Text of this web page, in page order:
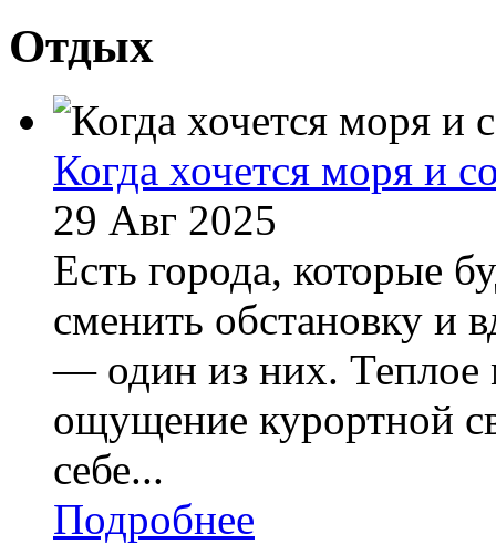
Отдых
Когда хочется моря и
29 Авг 2025
Есть города, которые
сменить обстановку и
— один из них. Теплое
ощущение курортной
себе...
Подробнее